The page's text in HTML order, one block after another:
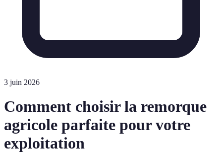
3 juin 2026
Comment choisir la remorque
agricole parfaite pour votre
exploitation